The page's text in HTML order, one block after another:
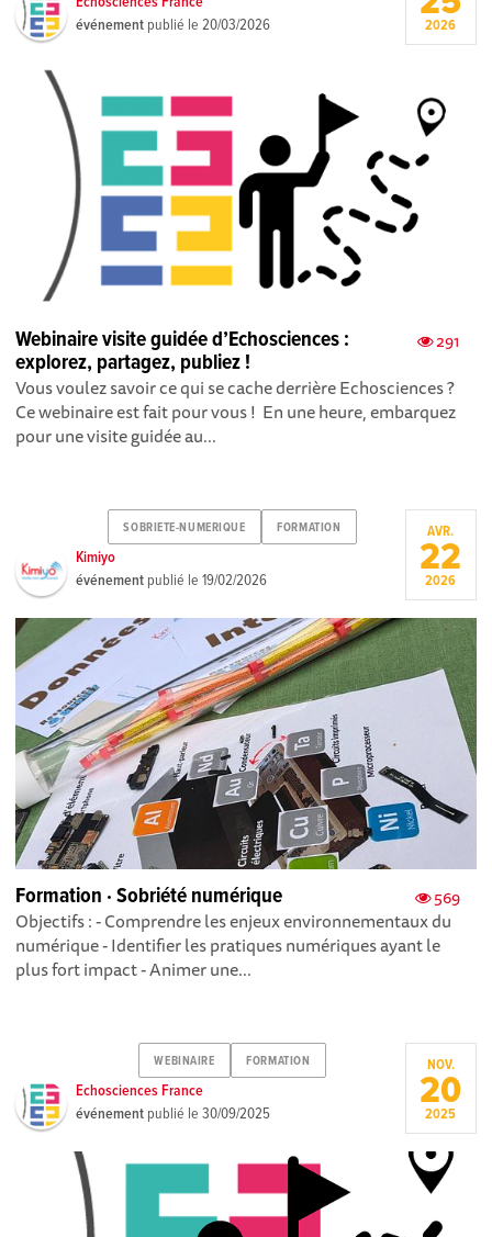
événement publié le20/03/2026 2026
291
Webinaire visite guidée d’Echosciences :
explorez, partagez, publiez !
Vous voulez savoir ce qui se cache derrière Echosciences ?
Ce webinaire est fait pour vous ! En une heure, embarquez
pour une visite guidée au...
SOBRIETE-NUMERIQUE FORMATION
Kimiyo
événement publié le19/02/2026
AVR.
22
2026
569
Formation · Sobriété numérique
Objectifs : - Comprendre les enjeux environnementaux du
numérique - Identifier les pratiques numériques ayant le
plus fort impact - Animer une...
WEBINAIRE FORMATION
Echosciences France
événement publié le30/09/2025
NOV.
20
2025